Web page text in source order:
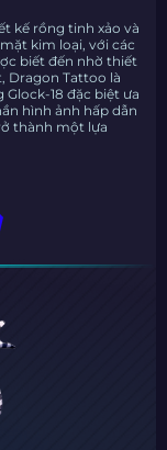
kế rồng tinh xảo và
kim loại, với các
biết đến nhờ thiết
Dragon Tattoo là
18 đặc biệt ưa
hình ảnh hấp dẫn
thành một lựa